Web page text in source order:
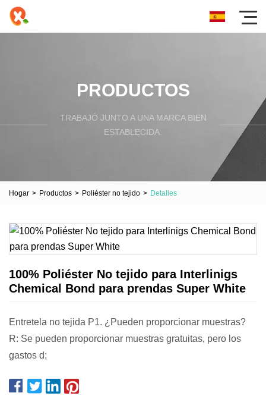
PRODUCTOS
TRABAJÓ JUNTO A UNA MARCA BIEN
ESTABLECIDA.
Hogar > Productos > Poliéster no tejido > Detalles
100% Poliéster No tejido para Interlinigs
Chemical Bond para prendas Super White
Entretela no tejida P1. ¿Pueden proporcionar muestras?
R: Se pueden proporcionar muestras gratuitas, pero los
gastos d;